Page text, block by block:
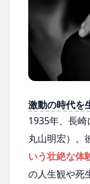
激動の時代を
1935年、長崎
丸山明宏）。
いう壮絶な体
の人生観や死